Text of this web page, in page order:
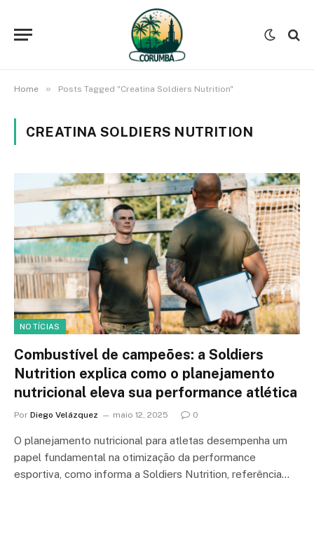
Home » Posts Tagged "Creatina Soldiers Nutrition"
CREATINA SOLDIERS NUTRITION
NOTÍCIAS
Combustível de campeões: a Soldiers
Nutrition explica como o planejamento
nutricional eleva sua performance atlética
Por Diego Velázquez maio 12, 2025 0
O planejamento nutricional para atletas desempenha um
papel fundamental na otimização da performance
esportiva, como informa a Soldiers Nutrition, referência…